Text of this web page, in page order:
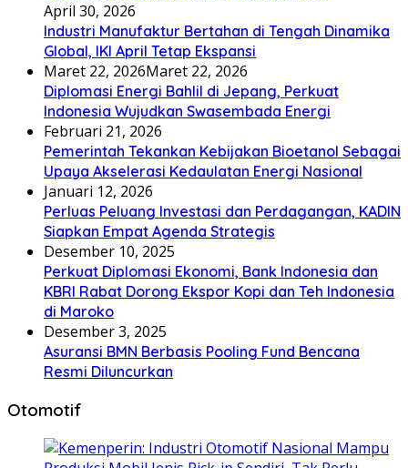
April 30, 2026
Industri Manufaktur Bertahan di Tengah Dinamika
Global, IKI April Tetap Ekspansi
Maret 22, 2026Maret 22, 2026
Diplomasi Energi Bahlil di Jepang, Perkuat
Indonesia Wujudkan Swasembada Energi
Februari 21, 2026
Pemerintah Tekankan Kebijakan Bioetanol Sebagai
Upaya Akselerasi Kedaulatan Energi Nasional
Januari 12, 2026
Perluas Peluang Investasi dan Perdagangan, KADIN
Siapkan Empat Agenda Strategis
Desember 10, 2025
Perkuat Diplomasi Ekonomi, Bank Indonesia dan
KBRI Rabat Dorong Ekspor Kopi dan Teh Indonesia
di Maroko
Desember 3, 2025
Asuransi BMN Berbasis Pooling Fund Bencana
Resmi Diluncurkan
Otomotif